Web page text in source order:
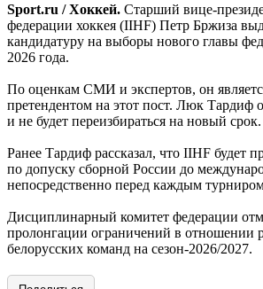
Sport.ru / Хоккей. Старший
федерации хоккея (IIHF) Петр Бржиза
кандидатуру на выборы нового главы
2026 года.
По оценкам СМИ и экспертов, он
претендентом на этот пост. Люк Тардиф
и не будет переизбираться на новый срок.
Ранее Тардиф рассказал, что IIHF будет
по допуску сборной России до
непосредственно перед каждым
Дисциплинарный комитет федерации
пролонгации ограничений в отношении
белорусских команд на сезон-2026/2027.